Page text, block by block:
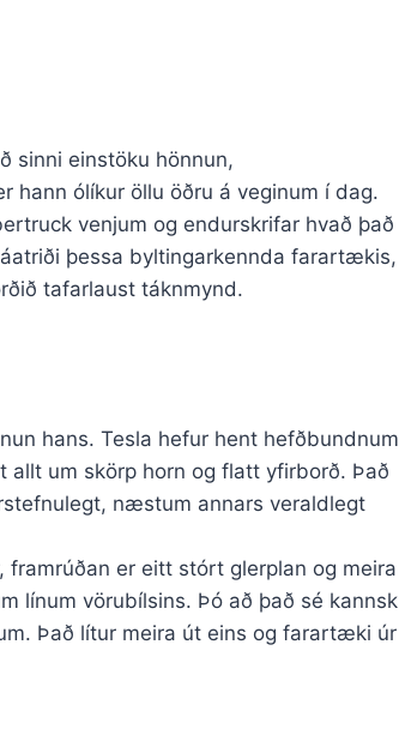
sinni einstöku hönnun,
hann ólíkur öllu öðru á veginum í dag.
venjum og endurskrifar hvað það
þessa byltingarkennda farartækis,
tafarlaust táknmynd.
hans. Tesla hefur hent hefðbundnum
um skörp horn og flatt yfirborð. Það
næstum annars veraldlegt
er eitt stórt glerplan og meira
línum vörubílsins. Þó að það sé
Það lítur meira út eins og farartæki úr